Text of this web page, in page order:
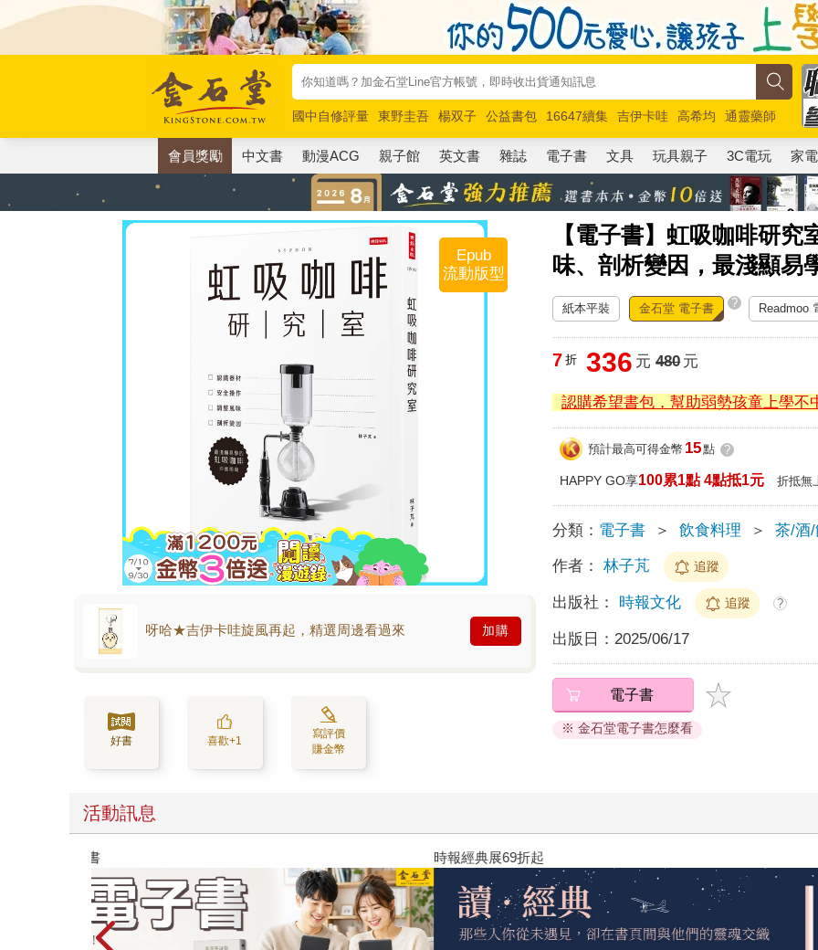
國中自修評量 東野圭吾 楊双子 公益書包 16647續集 吉伊卡哇 高希均
通靈藥師
唯紅花綻放
奧德賽 路邊攤新作 馬斯克 玩具總動員5 超慢跑
會員獎勵 中文書 動漫ACG 親子館 英文書 雜誌 電子書 文具 玩具親子 3C電玩 家電
【電子書】虹吸咖啡研
味、剖析變因，最淺顯易
Epub
流動版型
呀哈★吉伊卡哇旋風再起，精選周邊看過來 加購
好書 喜歡+1
寫評價
賺金幣
紙本平裝 金石堂 電子書 ? Readmoo
7 折 336 元 480元
認購希望書包，幫助弱勢孩童上學不
預計最高可得金幣 15點 ?
HAPPY GO享100累1點 4點抵1元 折抵無
分類： 電子書 ＞ 飲食料理 ＞ 茶/酒
作者： 林子芃 追蹤
出版社： 時報文化 追蹤 ?
出版日： 2025/06/17
電子書
※ 金石堂電子書怎麼看
活動訊息
時報經典展69折起